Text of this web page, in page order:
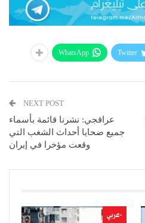
Twitter
WhatsApp
NEXT POST
عراقجي: نشرنا قائمة بأسماء
جميع ضحايا أحداث الشغب التي
وقعت مؤخرا في إيران
-عربي